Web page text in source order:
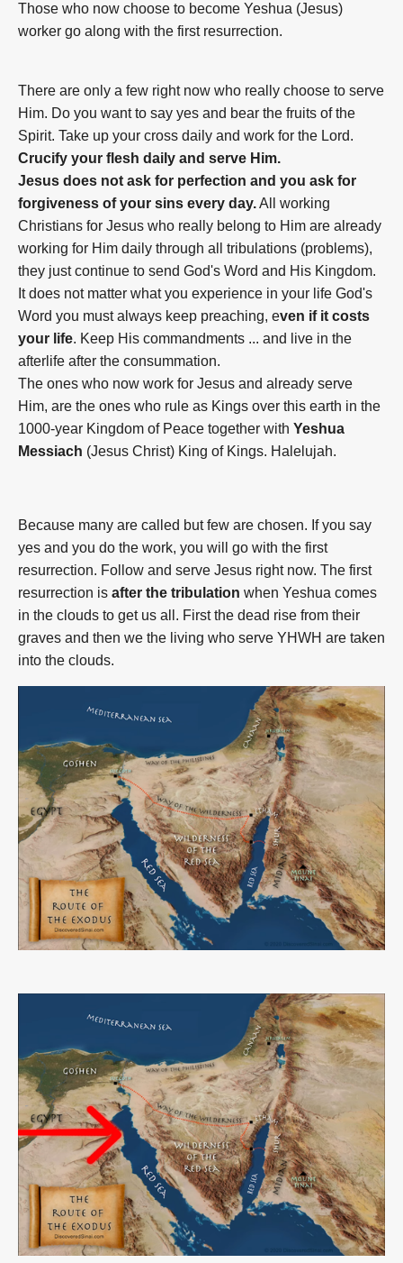
Those who now choose to become Yeshua (Jesus)
worker go along with the first resurrection.
There are only a few right now who really choose to serve
Him. Do you want to say yes and bear the fruits of the
Spirit. Take up your cross daily and work for the Lord.
Crucify your flesh daily and serve Him.
Jesus does not ask for perfection and you ask for
forgiveness of your sins every day.All working
Christians for Jesus who really belong to Him are already
working for Him daily through all tribulations (problems),
they just continue to send God's Word and His Kingdom.
It does not matter what you experience in your life God's
Word you must always keep preaching, even if it costs
your life. Keep His commandments ... and live in the
afterlife after the consummation.
The ones who now work for Jesus and already serve
Him, are the ones who rule as Kings over this earth in the
1000-year Kingdom of Peace together with Yeshua
Messiach (Jesus Christ) King of Kings. Halelujah.
Because many are called but few are chosen. If you say
yes and you do the work, you will go with the first
resurrection. Follow and serve Jesus right now. The first
resurrection is after the tribulation when Yeshua comes
in the clouds to get us all. First the dead rise from their
graves and then we the living who serve YHWH are taken
into the clouds.